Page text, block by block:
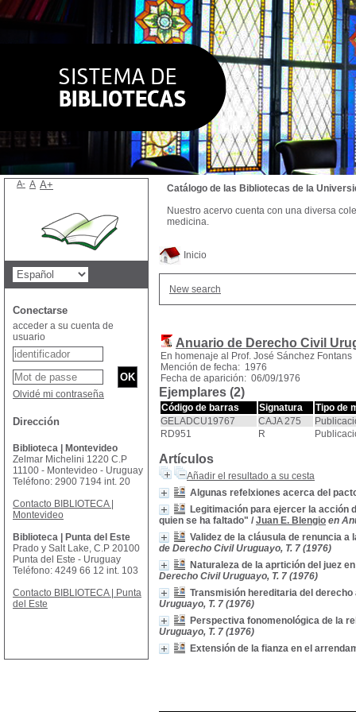
Inicio
New search
Anuario de Derecho Civil
En homenaje al Prof. José Sánchez Fontans
Mención de fecha: 1976
Fecha de aparición: 06/09/1976
Ejemplares (2)
Código de barras Signatura
Tipo de
GELADCU19767
CAJA 275
RD951
R
Artículos
Añadir el resultado a su cesta
Algunas refelxiones acerca del
Legitimación para ejercer la acción
quien se ha faltado" / Juan E. Blengio en
Validez de la cláusula de renuncia
de Derecho Civil Uruguayo, T. 7 (1976)
Naturaleza de la aprtición del juez
Derecho Civil Uruguayo, T. 7 (1976)
Transmisión hereditaria del
Uruguayo, T. 7 (1976)
Perspectiva fonomenológica de la
Uruguayo, T. 7 (1976)
Extensión de la fianza en el
Catálogo de las Bibliotecas de la
Nuestro acervo cuenta con una diversa
medicina.
A- A A+
Conectarse
acceder a su cuenta de
usuario
Olvidé mi contraseña
Dirección
Biblioteca | Montevideo
Zelmar Michelini 1220 C.P
11100 - Montevideo - Uruguay
Teléfono: 2900 7194 int. 20
Contacto BIBLIOTECA |
Montevideo
Biblioteca | Punta del Este
Prado y Salt Lake, C.P 20100
Punta del Este - Uruguay
Teléfono: 4249 66 12 int. 103
Contacto BIBLIOTECA | Punta
del Este